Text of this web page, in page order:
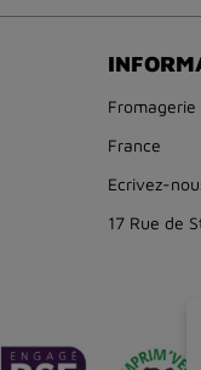
France
Ecrivez-
17 Rue de